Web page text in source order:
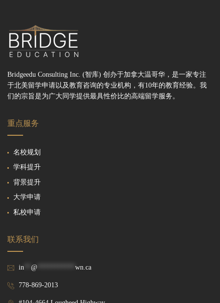
Bridgeedu Consulting Inc. (智库) 创办于加拿大温哥华，是一家专注
于北美留学申请以及教育咨询的专业机构，有10年的教育经验。我
们的宗旨是为广大同学提供最具性价比的高端留学服务。
重点服务
名校规划
学科提升
背景提升
大学申请
私校申请
联系我们
in @ wn.ca
778-869-2013